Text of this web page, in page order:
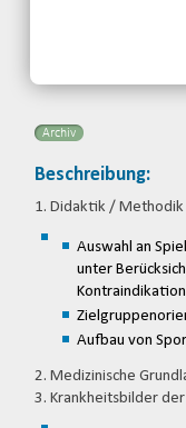
Archiv
Beschreibung:
1. Didaktik / Methodik
Auswahl an
unter
Kontraindikation
Aufbau von
2. Medizinische
3. Krankheitsbilder